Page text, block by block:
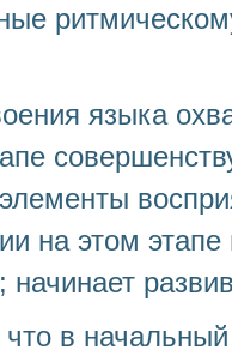
языка
на этом
начинает
в